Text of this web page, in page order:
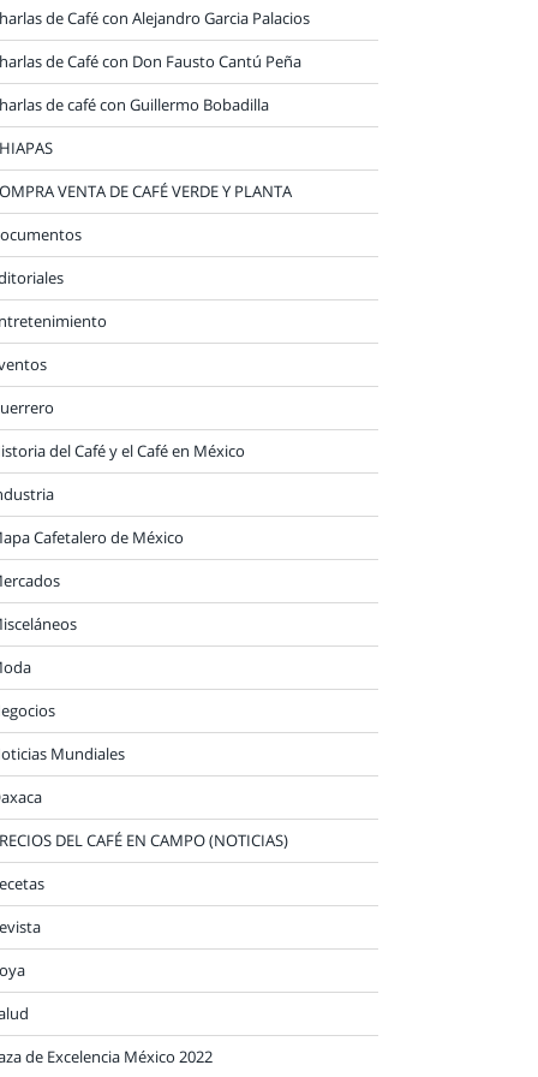
de Café con Alejandro Garcia Palacios
de Café con Don Fausto Cantú Peña
de café con Guillermo Bobadilla
VENTA DE CAFÉ VERDE Y PLANTA
del Café y el Café en México
Cafetalero de México
Mundiales
DEL CAFÉ EN CAMPO (NOTICIAS)
de Excelencia México 2022